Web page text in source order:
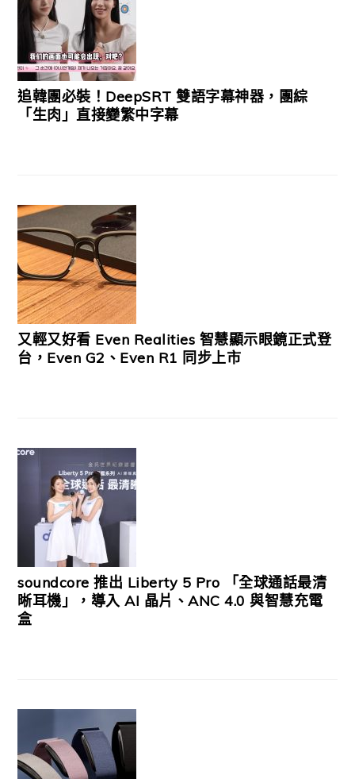
追韓團必裝！DeepSRT 雙語字幕神器，團綜
「生肉」直接變繁中字幕
又輕又好看 Even Realities 智慧顯示眼鏡正式登
台，Even G2、Even R1 同步上市
soundcore 推出 Liberty 5 Pro 「全球通話最清
晰耳機」，導入 AI 晶片、ANC 4.0 與智慧充電
盒